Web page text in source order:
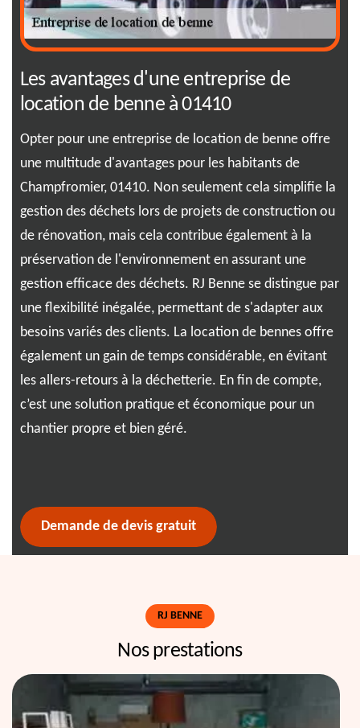
Les avantages d'une entreprise de
location de benne à 01410
Opter pour une entreprise de location de benne offre
une multitude d'avantages pour les habitants de
Champfromier, 01410. Non seulement cela simplifie la
gestion des déchets lors de projets de construction ou
de rénovation, mais cela contribue également à la
préservation de l'environnement en assurant une
gestion efficace des déchets. RJ Benne se distingue par
une flexibilité inégalée, permettant de s'adapter aux
besoins variés des clients. La location de bennes offre
également un gain de temps considérable, en évitant
les allers-retours à la déchetterie. En fin de compte,
c’est une solution pratique et économique pour un
chantier propre et bien géré.
Demande de devis gratuit
RJ BENNE
Nos prestations